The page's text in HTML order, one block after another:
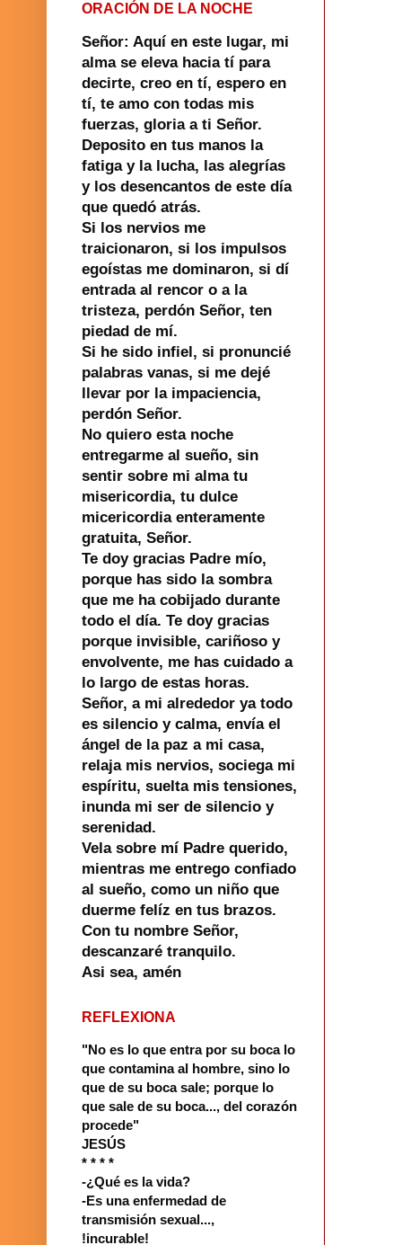
ORACIÓN DE LA NOCHE
Señor: Aquí en este lugar, mi
alma se eleva hacia tí para
decirte, creo en tí, espero en
tí, te amo con todas mis
fuerzas, gloria a ti Señor.
Deposito en tus manos la
fatiga y la lucha, las alegrías
y los desencantos de este día
que quedó atrás.
Si los nervios me
traicionaron, si los impulsos
egoístas me dominaron, si dí
entrada al rencor o a la
tristeza, perdón Señor, ten
piedad de mí.
Si he sido infiel, si pronuncié
palabras vanas, si me dejé
llevar por la impaciencia,
perdón Señor.
No quiero esta noche
entregarme al sueño, sin
sentir sobre mi alma tu
misericordia, tu dulce
micericordia enteramente
gratuita, Señor.
Te doy gracias Padre mío,
porque has sido la sombra
que me ha cobijado durante
todo el día. Te doy gracias
porque invisible, cariñoso y
envolvente, me has cuidado a
lo largo de estas horas.
Señor, a mi alrededor ya todo
es silencio y calma, envía el
ángel de la paz a mi casa,
relaja mis nervios, sociega mi
espíritu, suelta mis tensiones,
inunda mi ser de silencio y
serenidad.
Vela sobre mí Padre querido,
mientras me entrego confiado
al sueño, como un niño que
duerme felíz en tus brazos.
Con tu nombre Señor,
descanzaré tranquilo.
Asi sea, amén
REFLEXIONA
"No es lo que entra por su boca lo
que contamina al hombre, sino lo
que de su boca sale; porque lo
que sale de su boca..., del corazón
procede"
JESÚS
* * * *
-¿Qué es la vida?
-Es una enfermedad de
transmisión sexual...,
!incurable!